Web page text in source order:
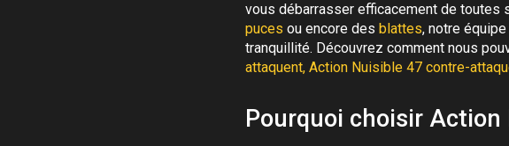
vous débarrasser efficacement de
puces ou encore des blattes, notre
tranquillité. Découvrez comment nous
attaquent, Action Nuisible 47 contre-
Pourquoi choisir Action